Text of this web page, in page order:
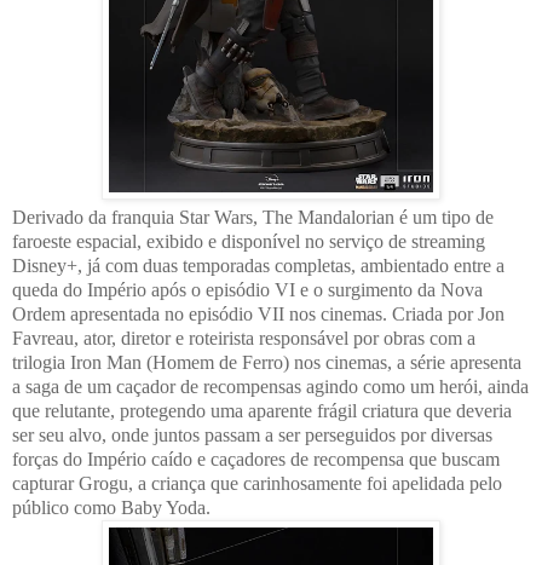
Derivado da franquia Star Wars, The Mandalorian é um tipo de
faroeste espacial, exibido e disponível no serviço de streaming
Disney+, já com duas temporadas completas, ambientado entre a
queda do Império após o episódio VI e o surgimento da Nova
Ordem apresentada no episódio VII nos cinemas. Criada por Jon
Favreau, ator, diretor e roteirista responsável por obras com a
trilogia Iron Man (Homem de Ferro) nos cinemas, a série apresenta
a saga de um caçador de recompensas agindo como um herói, ainda
que relutante, protegendo uma aparente frágil criatura que deveria
ser seu alvo, onde juntos passam a ser perseguidos por diversas
forças do Império caído e caçadores de recompensa que buscam
capturar Grogu, a criança que carinhosamente foi apelidada pelo
público como Baby Yoda.